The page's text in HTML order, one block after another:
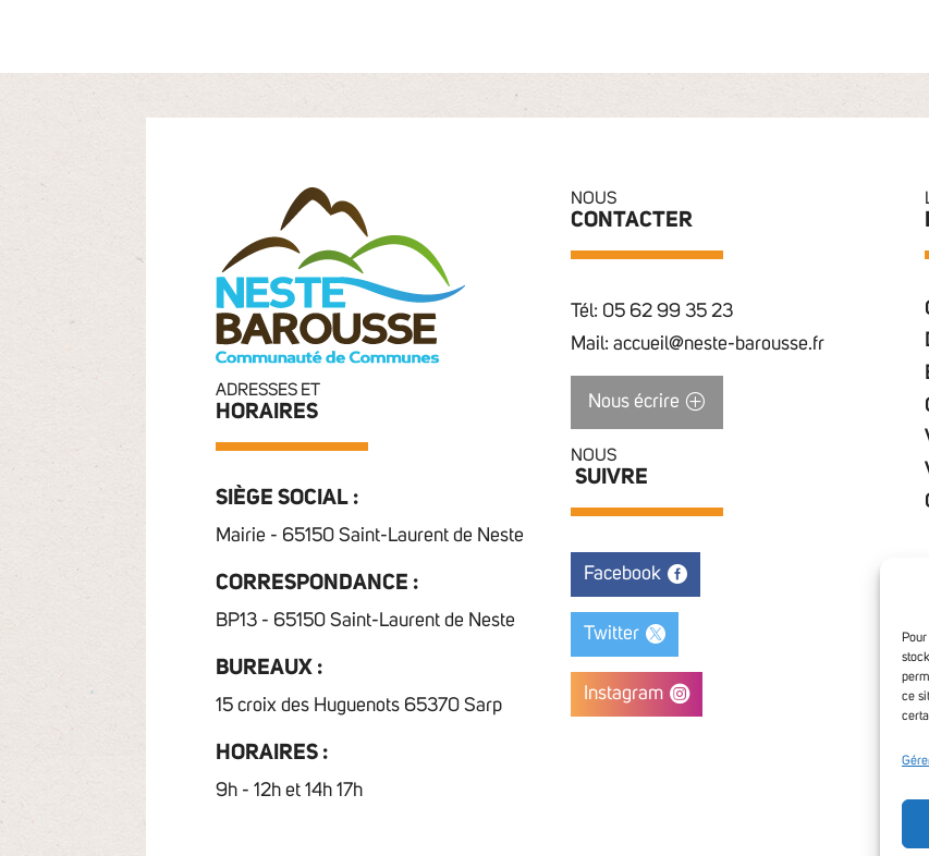
ce
ADRESSES ET
HORAIRES
SIÈGE SOCIAL :
Mairie - 65150 Saint-Laurent de Neste
CORRESPONDANCE :
BP13 - 65150 Saint-Laurent de Neste
BUREAUX :
15 croix des Huguenots 65370 Sarp
HORAIRES :
9h - 12h et 14h 17h
NOUS
CONTACTER
Tél: 05 62 99 35 23
Mail: accueil@neste-barousse.fr
Nous écrire
NOUS
SUIVRE
Facebook
Twitter
Instagram